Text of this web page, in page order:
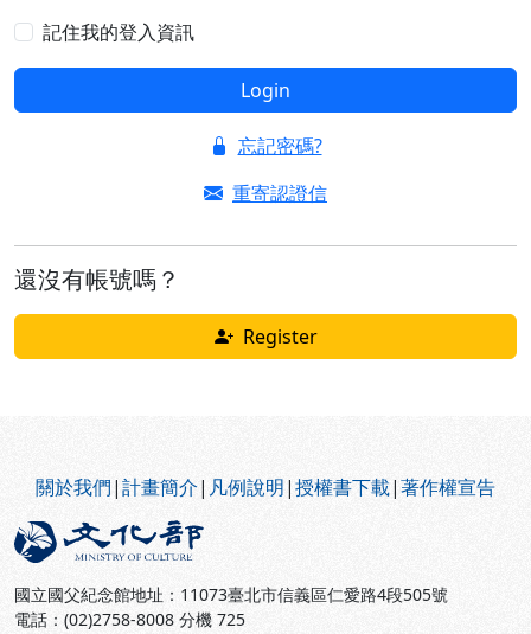
記住我的登入資訊
Login
忘記密碼?
重寄認證信
還沒有帳號嗎？
Register
關於我們|計畫簡介| 凡例說明|授權書下載|著作權宣告
國立國父紀念館地址：11073臺北市信義區仁愛路4段505號
電話：(02)2758-8008 分機 725